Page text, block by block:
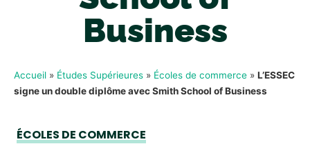
Business
Accueil » Études Supérieures » Écoles de commerce » L’ESSEC
signe un double diplôme avec Smith School of Business
ÉCOLES DE COMMERCE